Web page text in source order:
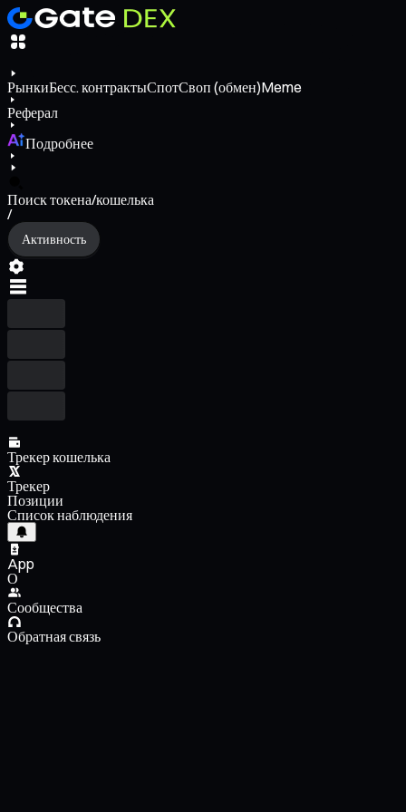
РынкиБесс. контрактыСпотСвоп (обмен)Meme
Реферал
Подробнее
Поиск токена/кошелька
/
Активность
Трекер кошелька
Трекер
Позиции
Список наблюдения
App
О
Сообщества
Обратная связь